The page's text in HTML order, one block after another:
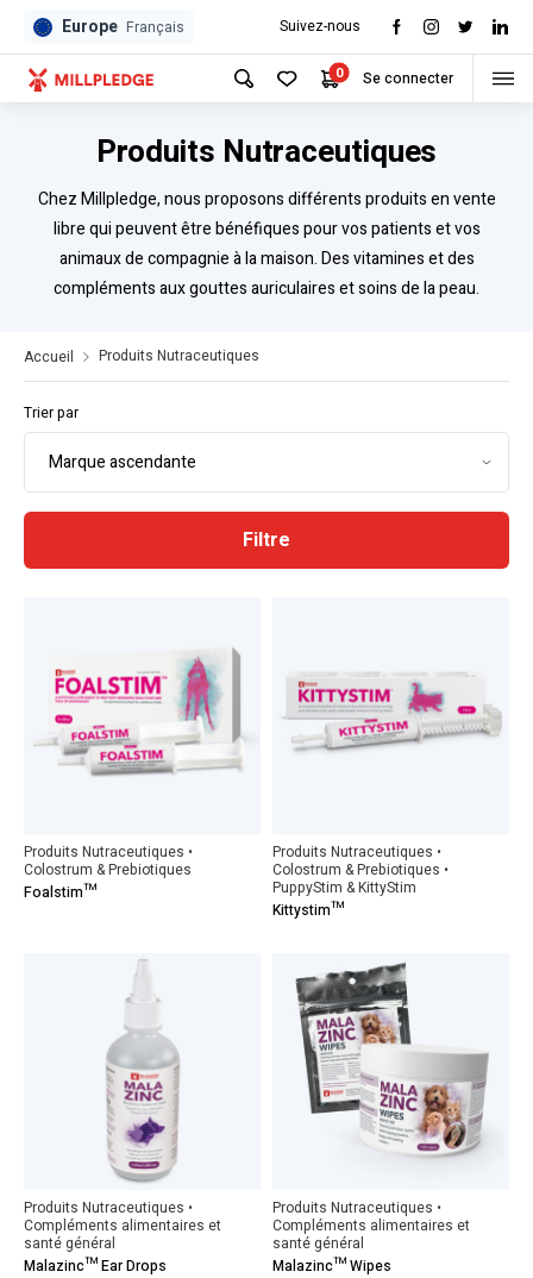
Europe Français Suivez-nous
0 Se connecter
Produits Nutraceutiques
Chez Millpledge, nous proposons différents produits en vente
libre qui peuvent être bénéfiques pour vos patients et vos
animaux de compagnie à la maison. Des vitamines et des
compléments aux gouttes auriculaires et soins de la peau.
Accueil Produits Nutraceutiques
Trier par
Filtre
Produits Nutraceutiques •
Colostrum & Prebiotiques
Foalstim™
Produits Nutraceutiques •
Colostrum & Prebiotiques •
PuppyStim & KittyStim
Kittystim™
Produits Nutraceutiques •
Compléments alimentaires et
santé général
Malazinc™ Ear Drops
Produits Nutraceutiques •
Compléments alimentaires et
santé général
Malazinc™ Wipes